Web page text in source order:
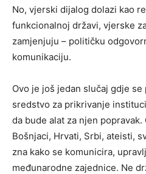
No, vjerski dijalog dolazi kao
funkcionalnoj državi, vjerske
zamjenjuju – političku
komunikaciju.
Ovo je još jedan slučaj gdje
sredstvo za prikrivanje
da bude alat za njen popravak.
Bošnjaci, Hrvati, Srbi, ateisti,
zna kako se komunicira,
međunarodne zajednice. Ne